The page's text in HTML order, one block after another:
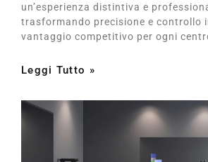
un’esperienza distintiva e
trasformando precisione e controllo
vantaggio competitivo per ogni
Leggi Tutto »